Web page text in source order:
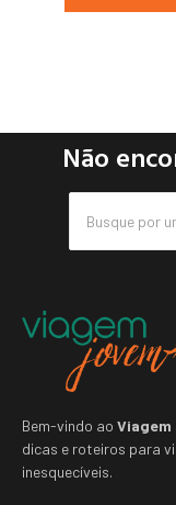
Não
Bem-vindo ao Viagem
dicas e roteiros para
inesquecíveis.